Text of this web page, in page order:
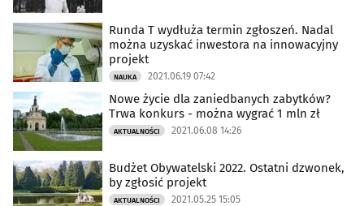
Runda T wydłuża termin zgłoszeń. Nadal
można uzyskać inwestora na innowacyjny
projekt
NAUKA 2021.06.19 07:42
Nowe życie dla zaniedbanych zabytków?
Trwa konkurs - można wygrać 1 mln zł
AKTUALNOŚCI 2021.06.08 14:26
Budżet Obywatelski 2022. Ostatni dzwonek,
by zgłosić projekt
AKTUALNOŚCI 2021.05.25 15:05